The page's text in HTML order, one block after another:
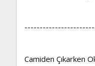
Camiden Çıkarken